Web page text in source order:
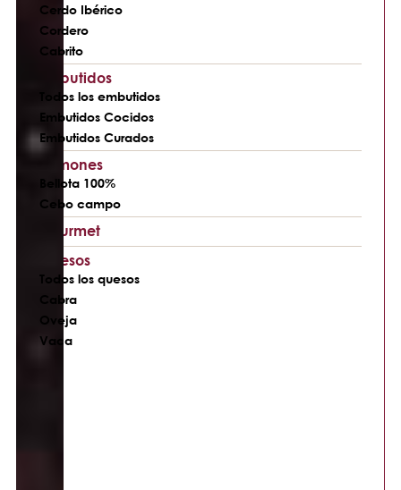
Cerdo Ibérico
Cordero
Cabrito
Embutidos
Todos los embutidos
Embutidos Cocidos
Embutidos Curados
Jamones
Bellota 100%
Cebo campo
Gourmet
Quesos
Todos los quesos
Cabra
Oveja
Vaca